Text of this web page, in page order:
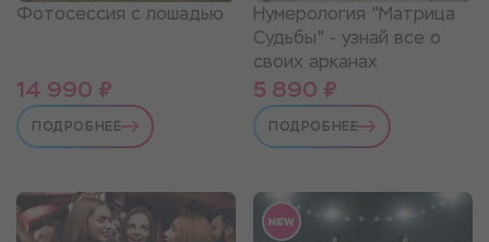
Фотосессия с лошадью
14 990 ₽
ПОДРОБНЕЕ
Нумерология "Матрица
Судьбы" - узнай все о
своих арканах
5 890 ₽
ПОДРОБНЕЕ